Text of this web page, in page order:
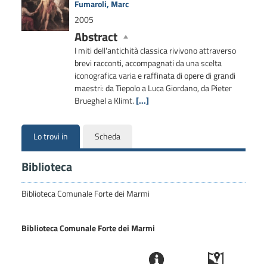
documentoFumaroli, Marc
2005
Abstract
I miti dell'antichità classica rivivono attraverso
brevi racconti, accompagnati da una scelta
iconografica varia e raffinata di opere di grandi
maestri: da Tiepolo a Luca Giordano, da Pieter
Brueghel a Klimt. [...]
Lo trovi in Scheda
Biblioteca
Biblioteca Comunale Forte dei Marmi
Biblioteca Comunale Forte dei Marmi